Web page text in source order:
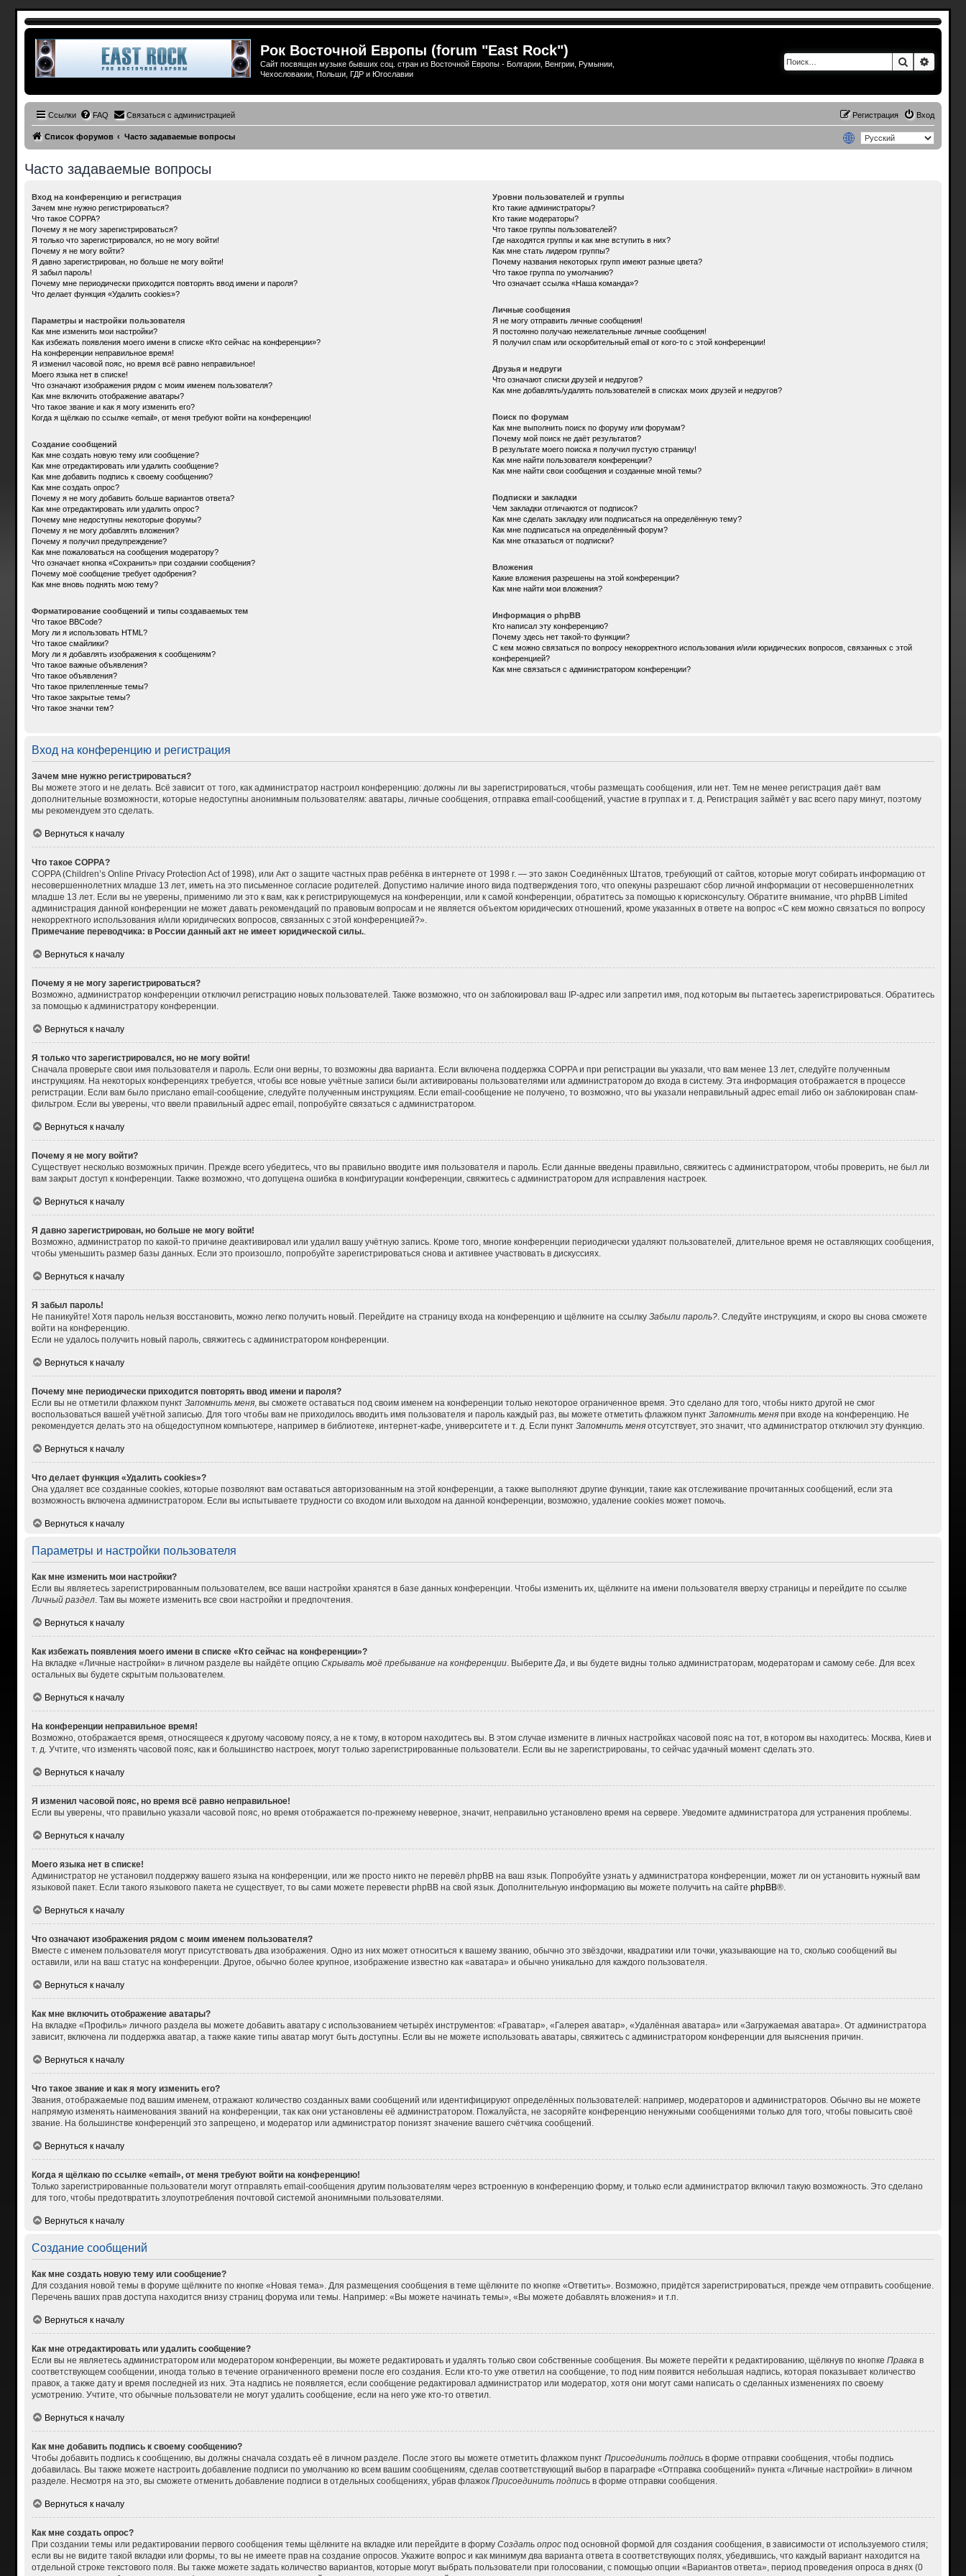
Рок Восточной Европы (forum "East Rock")
Сайт посвящен музыке бывших соц. стран из Восточной Европы - Болгарии, Венгрии, Румынии,
Чехословакии, Польши, ГДР и Югославии
Поиск
Ссылки FAQ Связаться с администрацией Вход
Регистрация
Список форумов Часто задаваемые вопросы
Часто задаваемые вопросы
Вход на конференцию и регистрация
Зачем мне нужно регистрироваться?
Что такое COPPA?
Почему я не могу зарегистрироваться?
Я только что зарегистрировался, но не могу войти!
Почему я не могу войти?
Я давно зарегистрирован, но больше не могу войти!
Я забыл пароль!
Почему мне периодически приходится повторять ввод имени и пароля?
Что делает функция «Удалить cookies»?
Параметры и настройки пользователя
Как мне изменить мои настройки?
Как избежать появления моего имени в списке «Кто сейчас на конференции»?
На конференции неправильное время!
Я изменил часовой пояс, но время всё равно неправильное!
Моего языка нет в списке!
Что означают изображения рядом с моим именем пользователя?
Как мне включить отображение аватары?
Что такое звание и как я могу изменить его?
Когда я щёлкаю по ссылке «email», от меня требуют войти на конференцию!
Создание сообщений
Как мне создать новую тему или сообщение?
Как мне отредактировать или удалить сообщение?
Как мне добавить подпись к своему сообщению?
Как мне создать опрос?
Почему я не могу добавить больше вариантов ответа?
Как мне отредактировать или удалить опрос?
Почему мне недоступны некоторые форумы?
Почему я не могу добавлять вложения?
Почему я получил предупреждение?
Как мне пожаловаться на сообщения модератору?
Что означает кнопка «Сохранить» при создании сообщения?
Почему моё сообщение требует одобрения?
Как мне вновь поднять мою тему?
Форматирование сообщений и типы создаваемых тем
Что такое BBCode?
Могу ли я использовать HTML?
Что такое смайлики?
Могу ли я добавлять изображения к сообщениям?
Что такое важные объявления?
Что такое объявления?
Что такое прилепленные темы?
Что такое закрытые темы?
Что такое значки тем?
Уровни пользователей и группы
Кто такие администраторы?
Кто такие модераторы?
Что такое группы пользователей?
Где находятся группы и как мне вступить в них?
Как мне стать лидером группы?
Почему названия некоторых групп имеют разные цвета?
Что такое группа по умолчанию?
Что означает ссылка «Наша команда»?
Личные сообщения
Я не могу отправить личные сообщения!
Я постоянно получаю нежелательные личные сообщения!
Я получил спам или оскорбительный email от кого-то с этой конференции!
Друзья и недруги
Что означают списки друзей и недругов?
Как мне добавлять/удалять пользователей в списках моих друзей и недругов?
Поиск по форумам
Как мне выполнить поиск по форуму или форумам?
Почему мой поиск не даёт результатов?
В результате моего поиска я получил пустую страницу!
Как мне найти пользователя конференции?
Как мне найти свои сообщения и созданные мной темы?
Подписки и закладки
Чем закладки отличаются от подписок?
Как мне сделать закладку или подписаться на определённую тему?
Как мне подписаться на определённый форум?
Как мне отказаться от подписки?
Вложения
Какие вложения разрешены на этой конференции?
Как мне найти мои вложения?
Информация о phpBB
Кто написал эту конференцию?
Почему здесь нет такой-то функции?
С кем можно связаться по вопросу некорректного использования и/или юридических вопросов, связанных с этой
конференцией?
Как мне связаться с администратором конференции?
Вход на конференцию и регистрация
Зачем мне нужно регистрироваться?
Вы можете этого и не делать. Всё зависит от того, как администратор настроил конференцию: должны ли вы зарегистрироваться, чтобы размещать сообщения, или нет. Тем не менее регистрация даёт вам
дополнительные возможности, которые недоступны анонимным пользователям: аватары, личные сообщения, отправка email-сообщений, участие в группах и т. д. Регистрация займёт у вас всего пару минут, поэтому
мы рекомендуем это сделать.
Вернуться к началу
Что такое COPPA?
COPPA (Children’s Online Privacy Protection Act of 1998), или Акт о защите частных прав ребёнка в интернете от 1998 г. — это закон Соединённых Штатов, требующий от сайтов, которые могут собирать информацию от
несовершеннолетних младше 13 лет, иметь на это письменное согласие родителей. Допустимо наличие иного вида подтверждения того, что опекуны разрешают сбор личной информации от несовершеннолетних
младше 13 лет. Если вы не уверены, применимо ли это к вам, как к регистрирующемуся на конференции, или к самой конференции, обратитесь за помощью к юрисконсульту. Обратите внимание, что phpBB Limited
администрация данной конференции не может давать рекомендаций по правовым вопросам и не является объектом юридических отношений, кроме указанных в ответе на вопрос «С кем можно связаться по вопросу
некорректного использования и/или юридических вопросов, связанных с этой конференцией?».
Примечание переводчика: в России данный акт не имеет юридической силы..
Вернуться к началу
Почему я не могу зарегистрироваться?
Возможно, администратор конференции отключил регистрацию новых пользователей. Также возможно, что он заблокировал ваш IP-адрес или запретил имя, под которым вы пытаетесь зарегистрироваться. Обратитесь
за помощью к администратору конференции.
Вернуться к началу
Я только что зарегистрировался, но не могу войти!
Сначала проверьте свои имя пользователя и пароль. Если они верны, то возможны два варианта. Если включена поддержка COPPA и при регистрации вы указали, что вам менее 13 лет, следуйте полученным
инструкциям. На некоторых конференциях требуется, чтобы все новые учётные записи были активированы пользователями или администратором до входа в систему. Эта информация отображается в процессе
регистрации. Если вам было прислано email-сообщение, следуйте полученным инструкциям. Если email-сообщение не получено, то возможно, что вы указали неправильный адрес email либо он заблокирован спам-
фильтром. Если вы уверены, что ввели правильный адрес email, попробуйте связаться с администратором.
Вернуться к началу
Почему я не могу войти?
Существует несколько возможных причин. Прежде всего убедитесь, что вы правильно вводите имя пользователя и пароль. Если данные введены правильно, свяжитесь с администратором, чтобы проверить, не был ли
вам закрыт доступ к конференции. Также возможно, что допущена ошибка в конфигурации конференции, свяжитесь с администратором для исправления настроек.
Вернуться к началу
Я давно зарегистрирован, но больше не могу войти!
Возможно, администратор по какой-то причине деактивировал или удалил вашу учётную запись. Кроме того, многие конференции периодически удаляют пользователей, длительное время не оставляющих сообщения,
чтобы уменьшить размер базы данных. Если это произошло, попробуйте зарегистрироваться снова и активнее участвовать в дискуссиях.
Вернуться к началу
Я забыл пароль!
Не паникуйте! Хотя пароль нельзя восстановить, можно легко получить новый. Перейдите на страницу входа на конференцию и щёлкните на ссылку Забыли пароль?. Следуйте инструкциям, и скоро вы снова сможете
войти на конференцию.
Если не удалось получить новый пароль, свяжитесь с администратором конференции.
Вернуться к началу
Почему мне периодически приходится повторять ввод имени и пароля?
Если вы не отметили флажком пункт Запомнить меня, вы сможете оставаться под своим именем на конференции только некоторое ограниченное время. Это сделано для того, чтобы никто другой не смог
воспользоваться вашей учётной записью. Для того чтобы вам не приходилось вводить имя пользователя и пароль каждый раз, вы можете отметить флажком пункт Запомнить меняпри входе на конференцию. Не
рекомендуется делать это на общедоступном компьютере, например в библиотеке, интернет-кафе, университете и т. д. Если пункт Запомнить меняотсутствует, это значит, что администратор отключил эту функцию.
Вернуться к началу
Что делает функция «Удалить cookies»?
Она удаляет все созданные cookies, которые позволяют вам оставаться авторизованным на этой конференции, а также выполняют другие функции, такие как отслеживание прочитанных сообщений, если эта
возможность включена администратором. Если вы испытываете трудности со входом или выходом на данной конференции, возможно, удаление cookies может помочь.
Вернуться к началу
Параметры и настройки пользователя
Как мне изменить мои настройки?
Если вы являетесь зарегистрированным пользователем, все ваши настройки хранятся в базе данных конференции. Чтобы изменить их, щёлкните на имени пользователя вверху страницы и перейдите по ссылке
Личный раздел. Там вы можете изменить все свои настройки и предпочтения.
Вернуться к началу
Как избежать появления моего имени в списке «Кто сейчас на конференции»?
На вкладке «Личные настройки» в личном разделе вы найдёте опцию Скрывать моё пребывание на конференции. Выберите Да , и вы будете видны только администраторам, модераторам и самому себе. Для всех
остальных вы будете скрытым пользователем.
Вернуться к началу
На конференции неправильное время!
Возможно, отображается время, относящееся к другому часовому поясу, а не к тому, в котором находитесь вы. В этом случае измените в личных настройках часовой пояс на тот, в котором вы находитесь: Москва, Киев и
т. д. Учтите, что изменять часовой пояс, как и большинство настроек, могут только зарегистрированные пользователи. Если вы не зарегистрированы, то сейчас удачный момент сделать это.
Вернуться к началу
Я изменил часовой пояс, но время всё равно неправильное!
Если вы уверены, что правильно указали часовой пояс, но время отображается по-прежнему неверное, значит, неправильно установлено время на сервере. Уведомите администратора для устранения проблемы.
Вернуться к началу
Моего языка нет в списке!
Администратор не установил поддержку вашего языка на конференции, или же просто никто не перевёл phpBB на ваш язык. Попробуйте узнать у администратора конференции, может ли он установить нужный вам
языковой пакет. Если такого языкового пакета не существует, то вы сами можете перевести phpBB на свой язык. Дополнительную информацию вы можете получить на сайте phpBB®.
Вернуться к началу
Что означают изображения рядом с моим именем пользователя?
Вместе с именем пользователя могут присутствовать два изображения. Одно из них может относиться к вашему званию, обычно это звёздочки, квадратики или точки, указывающие на то, сколько сообщений вы
оставили, или на ваш статус на конференции. Другое, обычно более крупное, изображение известно как «аватара» и обычно уникально для каждого пользователя.
Вернуться к началу
Как мне включить отображение аватары?
На вкладке «Профиль» личного раздела вы можете добавить аватару с использованием четырёх инструментов: «Граватар», «Галерея аватар», «Удалённая аватара» или «Загружаемая аватара». От администратора
зависит, включена ли поддержка аватар, а также какие типы аватар могут быть доступны. Если вы не можете использовать аватары, свяжитесь с администратором конференции для выяснения причин.
Вернуться к началу
Что такое звание и как я могу изменить его?
Звания, отображаемые под вашим именем, отражают количество созданных вами сообщений или идентифицируют определённых пользователей: например, модераторов и администраторов. Обычно вы не можете
напрямую изменять наименования званий на конференции, так как они установлены её администратором. Пожалуйста, не засоряйте конференцию ненужными сообщениями только для того, чтобы повысить своё
звание. На большинстве конференций это запрещено, и модератор или администратор понизят значение вашего счётчика сообщений.
Вернуться к началу
Когда я щёлкаю по ссылке «email», от меня требуют войти на конференцию!
Только зарегистрированные пользователи могут отправлять email-сообщения другим пользователям через встроенную в конференцию форму, и только если администратор включил такую возможность. Это сделано
для того, чтобы предотвратить злоупотребления почтовой системой анонимными пользователями.
Вернуться к началу
Создание сообщений
Как мне создать новую тему или сообщение?
Для создания новой темы в форуме щёлкните по кнопке «Новая тема». Для размещения сообщения в теме щёлкните по кнопке «Ответить». Возможно, придётся зарегистрироваться, прежде чем отправить сообщение.
Перечень ваших прав доступа находится внизу страниц форума или темы. Например: «Вы можете начинать темы», «Вы можете добавлять вложения» и т.п.
Вернуться к началу
Как мне отредактировать или удалить сообщение?
Если вы не являетесь администратором или модератором конференции, вы можете редактировать и удалять только свои собственные сообщения. Вы можете перейти к редактированию, щёлкнув по кнопке Правка в
соответствующем сообщении, иногда только в течение ограниченного времени после его создания. Если кто-то уже ответил на сообщение, то под ним появится небольшая надпись, которая показывает количество
правок, а также дату и время последней из них. Эта надпись не появляется, если сообщение редактировал администратор или модератор, хотя они могут сами написать о сделанных изменениях по своему
усмотрению. Учтите, что обычные пользователи не могут удалить сообщение, если на него уже кто-то ответил.
Вернуться к началу
Как мне добавить подпись к своему сообщению?
Чтобы добавить подпись к сообщению, вы должны сначала создать её в личном разделе. После этого вы можете отметить флажком пункт Присоединить подписьв форме отправки сообщения, чтобы подпись
добавилась. Вы также можете настроить добавление подписи по умолчанию ко всем вашим сообщениям, сделав соответствующий выбор в параграфе «Отправка сообщений» пункта «Личные настройки» в личном
разделе. Несмотря на это, вы сможете отменить добавление подписи в отдельных сообщениях, убрав флажок Присоединить подписьв форме отправки сообщения.
Вернуться к началу
Как мне создать опрос?
При создании темы или редактировании первого сообщения темы щёлкните на вкладке или перейдите в форму Создать опроспод основной формой для создания сообщения, в зависимости от используемого стиля;
если вы не видите такой вкладки или формы, то вы не имеете прав на создание опросов. Укажите вопрос и как минимум два варианта ответа в соответствующих полях, убедившись, что каждый вариант находится на
отдельной строке текстового поля. Вы также можете задать количество вариантов, которые могут выбрать пользователи при голосовании, с помощью опции «Вариантов ответа», период проведения опроса в днях (0